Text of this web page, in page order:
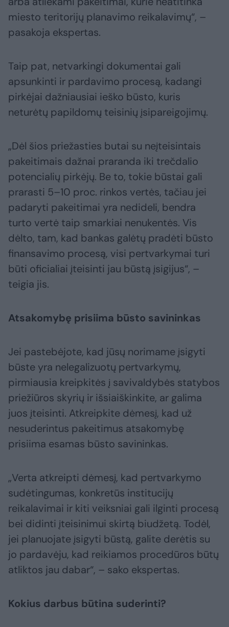
miesto teritorijų planavimo reikalavimų“, –
pasakoja ekspertas.
Taip pat, netvarkingi dokumentai gali
apsunkinti ir pardavimo procesą, kadangi
pirkėjai dažniausiai ieško būsto, kuris
neturėtų papildomų teisinių įsipareigojimų.
„Dėl šios priežasties butai su neįteisintais
pakeitimais dažnai praranda iki trečdalio
potencialių pirkėjų. Be to, tokie būstai gali
prarasti 5–10 proc. rinkos vertės, tačiau jei
padaryti pakeitimai yra nedideli, bendra
turto vertė taip smarkiai nenukentės. Vis
dėlto, tam, kad bankas galėtų pradėti būsto
finansavimo procesą, visi pertvarkymai turi
būti oficialiai įteisinti jau būstą įsigijus“, –
teigia jis.
Atsakomybę prisiima būsto savininkas
Jei pastebėjote, kad jūsų norimame įsigyti
būste yra nelegalizuotų pertvarkymų,
pirmiausia kreipkitės į savivaldybės statybos
priežiūros skyrių ir išsiaiškinkite, ar galima
juos įteisinti. Atkreipkite dėmesį, kad už
nesuderintus pakeitimus atsakomybę
prisiima esamas būsto savininkas.
„Verta atkreipti dėmesį, kad pertvarkymo
sudėtingumas, konkretūs institucijų
reikalavimai ir kiti veiksniai gali ilginti procesą
bei didinti įteisinimui skirtą biudžetą. Todėl,
jei planuojate įsigyti būstą, galite derėtis su
jo pardavėju, kad reikiamos procedūros būtų
atliktos jau dabar“, – sako ekspertas.
Kokius darbus būtina suderinti?